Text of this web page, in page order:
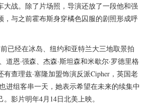
大战。除了片场照，导演还放了一段他和强
，与之前霍布斯身穿橘色囚服的剧照形成呼
前已经在冰岛、纽约和亚特兰大三地取景拍
道恩·强森、杰森·斯坦森和米歇尔·罗德里格
有查理兹·塞隆加盟饰演反派Cipher，英国老
进组客串一天，她表示希望在未来的续集中
影片明年4月14日北美上映。